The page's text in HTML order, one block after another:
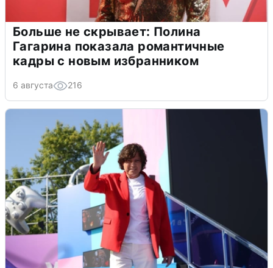
Больше не скрывает: Полина
Гагарина показала романтичные
кадры с новым избранником
6 августа 216